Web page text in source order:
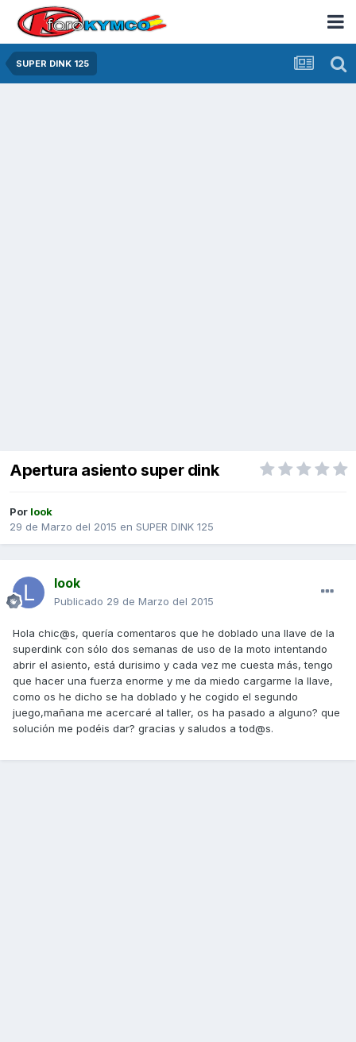
SUPER DINK 125
Apertura asiento super dink
Por look
29 de Marzo del 2015 en SUPER DINK 125
look
Publicado 29 de Marzo del 2015
Hola chic@s, quería comentaros que he doblado una llave de la
superdink con sólo dos semanas de uso de la moto intentando
abrir el asiento, está durisimo y cada vez me cuesta más, tengo
que hacer una fuerza enorme y me da miedo cargarme la llave,
como os he dicho se ha doblado y he cogido el segundo
juego,mañana me acercaré al taller, os ha pasado a alguno? que
solución me podéis dar? gracias y saludos a tod@s.